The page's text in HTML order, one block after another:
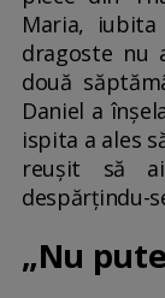
Maria, iubita
dragoste nu
două
Daniel a
ispita a ales
reușit să
despărțindu-
„Nu